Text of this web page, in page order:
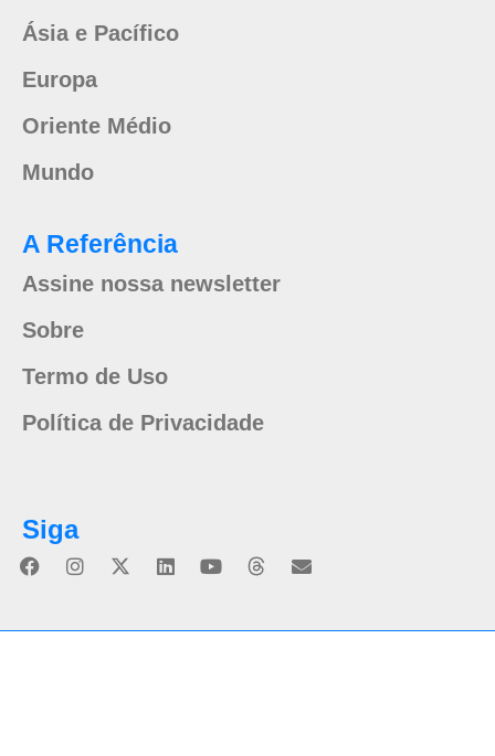
Ásia e Pacífico
Europa
Oriente Médio
Mundo
A Referência
Assine nossa newsletter
Sobre
Termo de Uso
Política de Privacidade
Siga